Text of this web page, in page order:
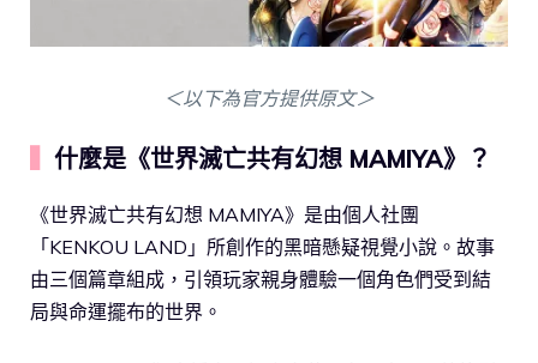
＜以下為官方提供原文＞
什麼是《世界滅亡共有幻想 MAMIYA》？
《世界滅亡共有幻想 MAMIYA》是由個人社團
「KENKOU LAND」所創作的黑暗懸疑視覺小說。故事
由三個篇章組成，引領玩家親身體驗一個角色們受到結
局與命運擺布的世界。